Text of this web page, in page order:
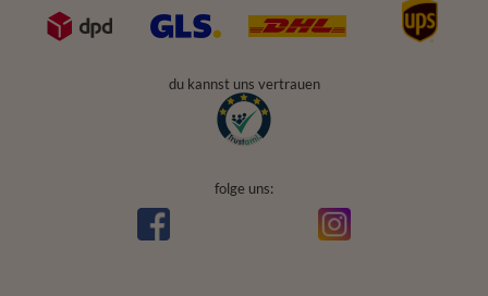
du kannst uns vertrauen
folge uns: